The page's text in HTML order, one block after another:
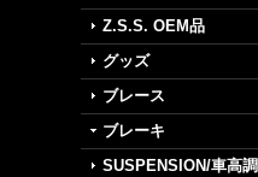
Z.S.S. OEM品
グッズ
ブレース
ブレーキ
SUSPENSION/車高調